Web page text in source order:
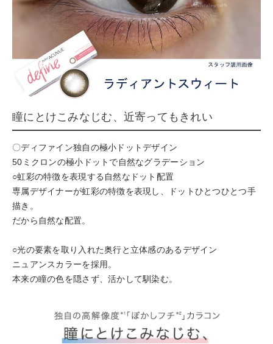
瞳にとけこみなじむ、近寄ってもきれい
〇ディファイン独自の極小ドットデザイン
50ミクロンの極小ドットで自然なグラデーション
○虹彩の特徴を表現する自然なドット配置
専属デザイナーが虹彩の特徴を表現し、ドットひとつひとつ手
描き。
だから自然な配置。
○光の要素を取り入れた奥行と立体感のあるデザイン
ニュアンスカラーを採用。
本来の瞳の色を隠さず、活かして馴染む。